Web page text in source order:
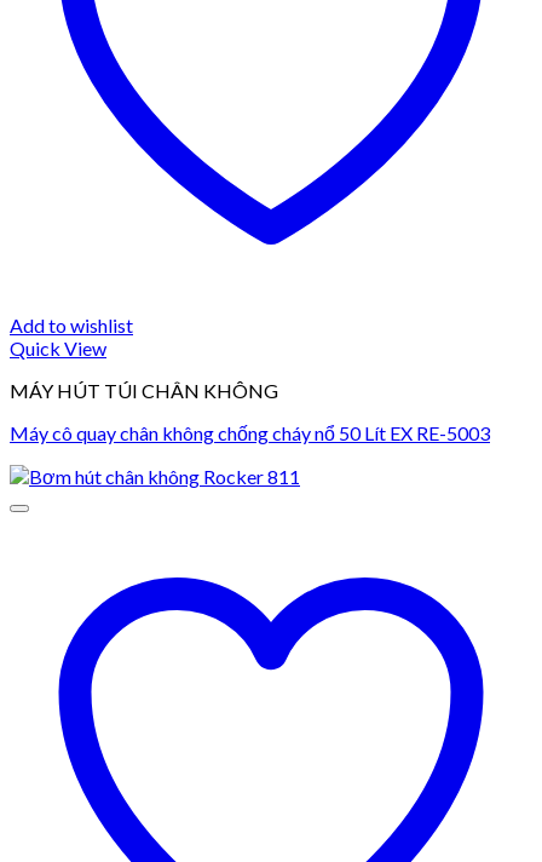
Add to wishlist
Quick View
MÁY HÚT TÚI CHÂN KHÔNG
Máy cô quay chân không chống cháy nổ 50 Lít EX RE-5003